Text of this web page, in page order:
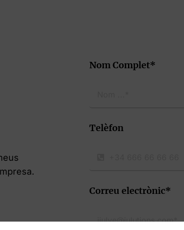
Nom Complet*
Telèfon
Correu electrònic*